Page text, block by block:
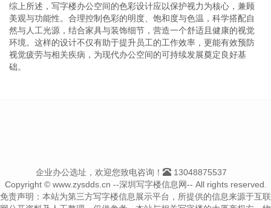
综上所述，写字楼办公空间的色彩设计应以保护视力为核心，兼顾
美观与功能性。合理控制色彩的明度、饱和度与色温，科学搭配自
然与人工光源，结合家具与装饰细节，营造一个舒适且健康的视觉
环境。这样的设计不仅有助于提升员工的工作效率，更能有效预防
视觉疲劳与相关疾病，为现代办公空间的可持续发展奠定良好基
础。
企业办公选址，欢迎您致电咨询！
13048875537
Copyright © www.zysdds.cn --深圳写字楼信息网-- All rights reserved.
免责声明：本站为第三方写字楼信息展示平台，所提供的信息来源于互联